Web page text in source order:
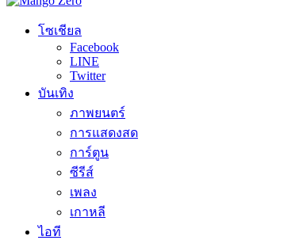
โซเชียล
Facebook
LINE
Twitter
บันเทิง
ภาพยนตร์
การแสดงสด
การ์ตูน
ซีรีส์
เพลง
เกาหลี
ไอที